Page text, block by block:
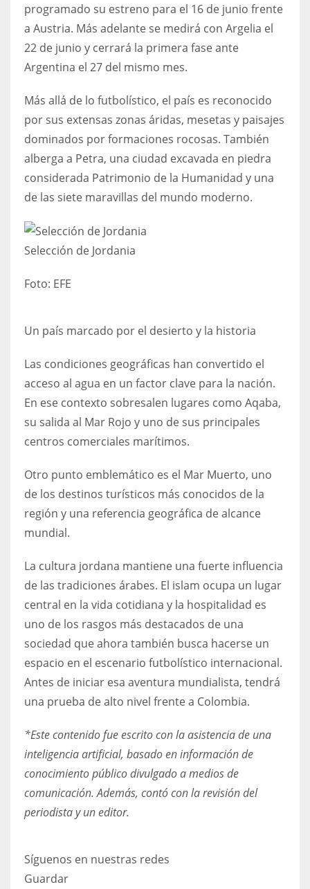
DAL
22
WSH
26
programado su estreno para el 16 de junio frente
a Austria. Más adelante se medirá con Argelia el
22 de junio y cerrará la primera fase ante
Argentina el 27 del mismo mes.
Más allá de lo futbolístico, el país es reconocido
por sus extensas zonas áridas, mesetas y paisajes
dominados por formaciones rocosas. También
alberga a Petra, una ciudad excavada en piedra
considerada Patrimonio de la Humanidad y una
de las siete maravillas del mundo moderno.
Selección de Jordania
Foto: EFE
Un país marcado por el desierto y la historia
Las condiciones geográficas han convertido el
acceso al agua en un factor clave para la nación.
En ese contexto sobresalen lugares como Aqaba,
su salida al Mar Rojo y uno de sus principales
centros comerciales marítimos.
Otro punto emblemático es el Mar Muerto, uno
de los destinos turísticos más conocidos de la
región y una referencia geográfica de alcance
mundial.
La cultura jordana mantiene una fuerte influencia
de las tradiciones árabes. El islam ocupa un lugar
central en la vida cotidiana y la hospitalidad es
uno de los rasgos más destacados de una
sociedad que ahora también busca hacerse un
espacio en el escenario futbolístico internacional.
Antes de iniciar esa aventura mundialista, tendrá
una prueba de alto nivel frente a Colombia.
*Este contenido fue escrito con la asistencia de una
inteligencia artificial, basado en información de
conocimiento público divulgado a medios de
comunicación. Además, contó con la revisión del
periodista y un editor.
Síguenos en nuestras redes
Guardar